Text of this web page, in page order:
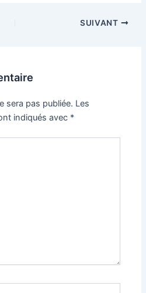
SUIVANT
sera pas publiée. Les
indiqués avec *